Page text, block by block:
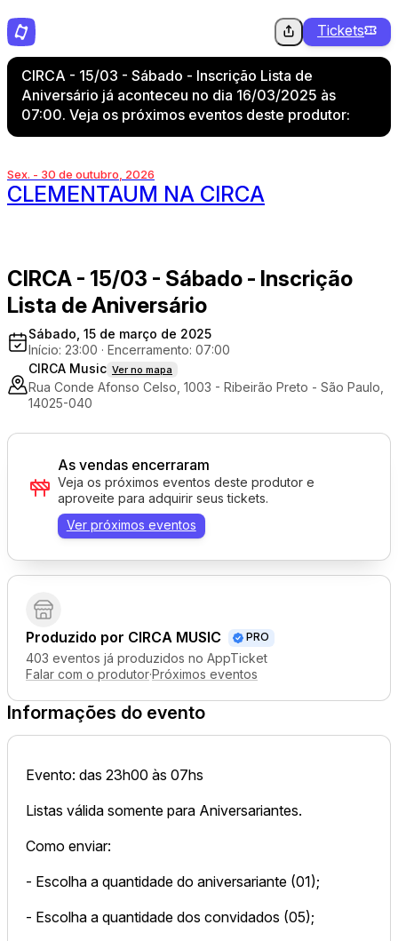
Tickets
CIRCA - 15/03 - Sábado - Inscrição Lista de
Aniversário já aconteceu no dia 16/03/2025 às
07:00. Veja os próximos eventos deste produtor:
Sex. - 30 de outubro, 2026
CLEMENTAUM NA CIRCA
CIRCA - 15/03 - Sábado - Inscrição
Lista de Aniversário
Sábado, 15 de março de 2025
Início: 23:00 · Encerramento: 07:00
CIRCA Music Ver no mapa
Rua Conde Afonso Celso, 1003 - Ribeirão Preto - São Paulo,
14025-040
Produzido por CIRCA MUSIC PRO
403 eventos já produzidos no AppTicket
Falar com o produtor·Próximos eventos
Informações do evento
Evento: das 23h00 às 07hs
Listas válida somente para Aniversariantes.
Como enviar:
- Escolha a quantidade do aniversariante (01);
- Escolha a quantidade dos convidados (05);
As vendas encerraram
Veja os próximos eventos deste produtor e
aproveite para adquirir seus tickets.
Ver próximos eventos